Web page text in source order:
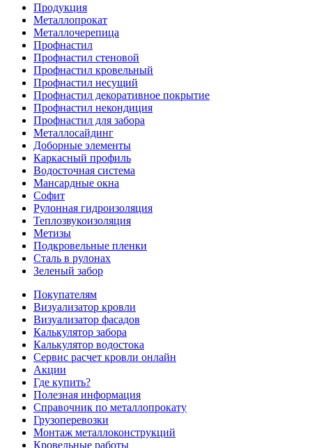
Продукция
Металлопрокат
Металлочерепица
Профнастил
Профнастил стеновой
Профнастил кровельный
Профнастил несущий
Профнастил декоративное покрытие
Профнастил некондиция
Профнастил для забора
Металлосайдинг
Доборные элементы
Каркасный профиль
Водосточная система
Мансардные окна
Софит
Рулонная гидроизоляция
Теплозвукоизоляция
Метизы
Подкровельные пленки
Сталь в рулонах
Зеленый забор
Покупателям
Визуализатор кровли
Визуализатор фасадов
Калькулятор забора
Калькулятор водостока
Сервис расчет кровли онлайн
Акции
Где купить?
Полезная информация
Справочник по металлопрокату
Грузоперевозки
Монтаж металлоконструкций
Кровельные работы